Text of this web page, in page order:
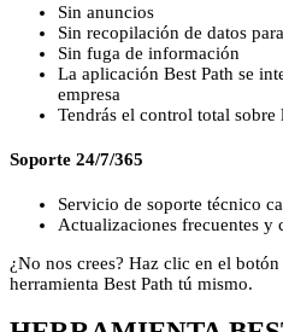
Sin anuncios
Sin recopilación de datos
Sin fuga de información
La aplicación Best Path se
empresa
Tendrás el control total sobre
Soporte 24/7/365
Servicio de soporte técnico
Actualizaciones frecuentes y
¿No nos crees? Haz clic en el
herramienta Best Path tú mismo.